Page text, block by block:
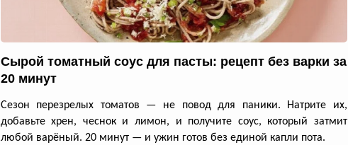
Сырой томатный соус для пасты: рецепт без варки за
20 минут
Сезон перезрелых томатов — не повод для паники. Натрите их,
добавьте хрен, чеснок и лимон, и получите соус, который затмит
любой варёный. 20 минут — и ужин готов без единой капли пота.